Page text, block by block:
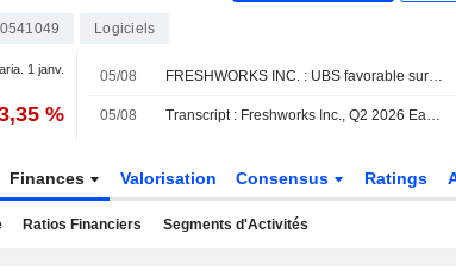
Logiciels
1 janv.
%
05/08 FRESHWORKS INC. : UBS favorable sur le dossier
05/08 Transcript : Freshworks Inc., Q2 2026 Earnings Call, Aug 04, 2026
Finances Valorisation Consensus Ratings
Ratios Financiers Segments d'Activités